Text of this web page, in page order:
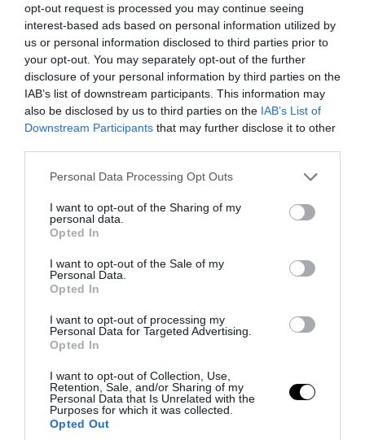
opt-out request is processed you may continue seeing
interest-based ads based on personal information utilized by
us or personal information disclosed to third parties prior to
your opt-out. You may separately opt-out of the further
disclosure of your personal information by third parties on the
IAB’s list of downstream participants. This information may
also be disclosed by us to third parties on the IAB’s List of
Downstream Participants that may further disclose it to other
Please note that this website/app uses one or more Google
not limited to your visit or usage behaviour. You may click to
grant or deny consent to Google and its third-party tags to
use your data for below specified purposes in below Google
consent section.
Personal Data Processing Opt Outs
I want to opt-out of the Sharing of my
personal data.
Opted In
I want to opt-out of the Sale of my
Personal Data.
Opted In
I want to opt-out of processing my
Personal Data for Targeted Advertising.
Opted In
I want to opt-out of Collection, Use,
Retention, Sale, and/or Sharing of my
Personal Data that Is Unrelated with the
Purposes for which it was collected.
Opted Out
PRONEWS.GR /ΤΕΧΝΟΛΟΓΙΑ
Η τεχνητή νοημοσύνη μπαίνει στα σπίτια
μας – Οι «έξυπνες» συσκευές που
αλλάζουν τη ζωή μας
07.08.2026 | 19:24
Nέο Μεξικό: Πρόστιμο 567 εκατ.
δολαρίων στη Meta για τις επιπτώσεις